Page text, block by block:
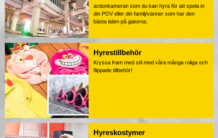
actionkameran som du kan hyra för att spela in
din POV eller din familj/vänner som har den
bästa tiden på gatorna.
Hyrestillbehör
Kryssa fram med stil med våra många roliga och
flippade tillbehör!
Hyreskostymer